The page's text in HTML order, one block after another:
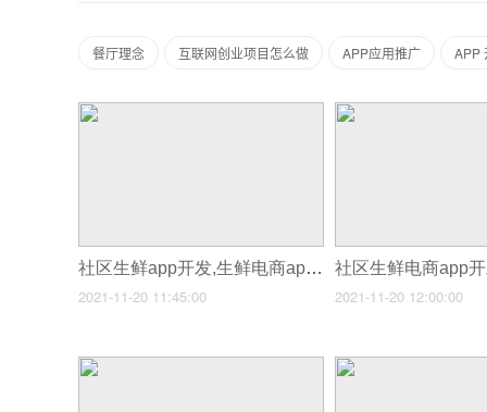
餐厅理念 互联网创业项目怎么做 APP应用推广 APP
社区生鲜app开发,生鲜电商app开发
2021-11-20 11:45:00 2021-11-20 12:00:00